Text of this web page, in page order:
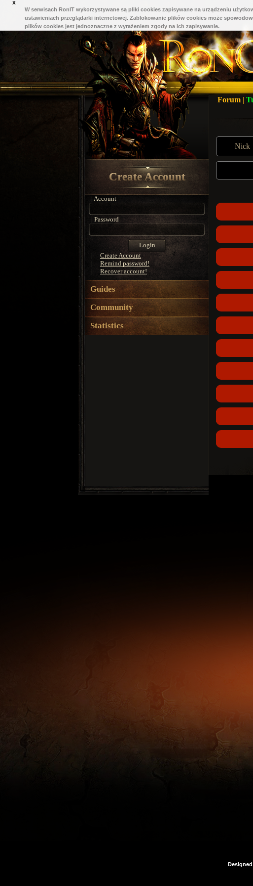
X
W serwisach RonIT wykorzystywane są pliki cookies zapisywane na urządzeniu
ustawieniach przeglądarki internetowej. Zablokowanie plików cookies może
plików cookies jest jednoznaczne z wyrażeniem zgody na ich zapisywanie.
Create Account
| Account
| Password
|
Create Account
|
Remind password!
|
Recover account!
Guides
Community
Statistics
Forum |
Nick